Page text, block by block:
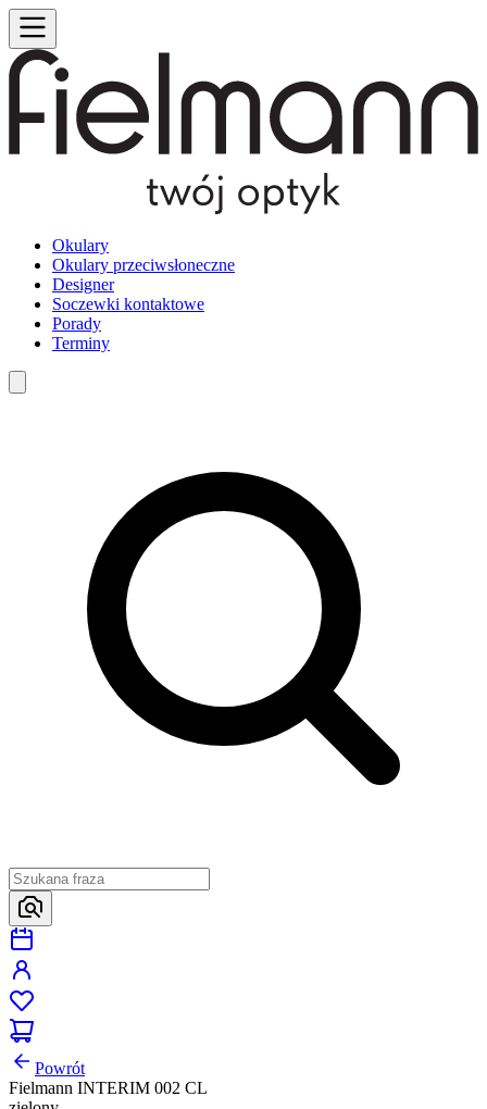
Okulary
Okulary przeciwsłoneczne
Designer
Soczewki kontaktowe
Porady
Terminy
Powrót
Fielmann INTERIM 002 CL